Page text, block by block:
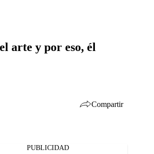
arte y por eso, él
Compartir
PUBLICIDAD